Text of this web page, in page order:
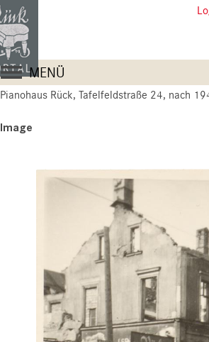
Skip
to
main
content
Main
navigation
MENÜ
Pianohaus Rück, Tafelfeldstraße 24, nach
Image